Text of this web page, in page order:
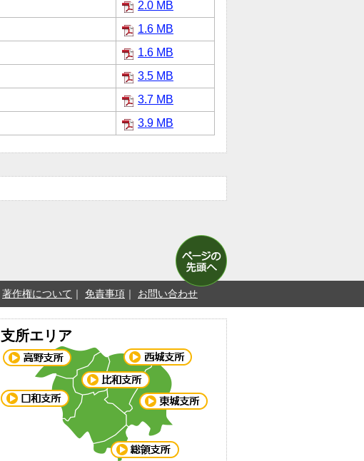
2.0 MB
1.6 MB
1.6 MB
3.5 MB
3.7 MB
3.9 MB
著作権について 免責事項 お問い合わせ
支所エリア